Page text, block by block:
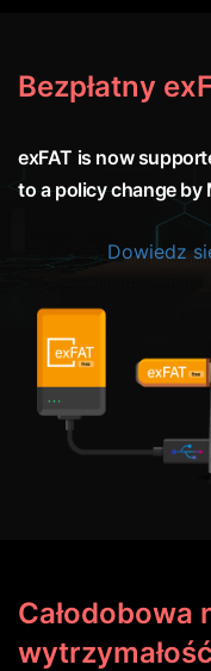
Bezpłatny
exFAT is now
to a policy change by
Dowiedz
Całodobowa
wytrzymałość